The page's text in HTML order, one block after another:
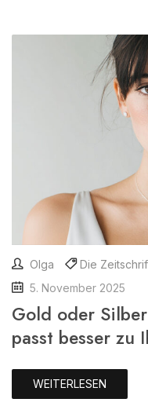
Olga Die
5. November 2025
Gold oder
passt besser zu
WEITERLESEN